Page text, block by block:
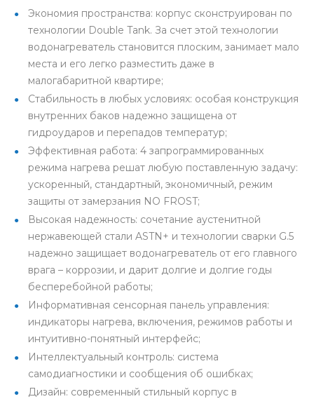
Экономия пространства: корпус сконструирован по
технологии Double Tank. За счет этой технологии
водонагреватель становится плоским, занимает мало
места и его легко разместить даже в
малогабаритной квартире;
Стабильность в любых условиях: особая конструкция
внутренних баков надежно защищена от
гидроударов и перепадов температур;
Эффективная работа: 4 запрограммированных
режима нагрева решат любую поставленную задачу:
ускоренный, стандартный, экономичный, режим
защиты от замерзания NO FROST;
Высокая надежность: сочетание аустенитной
нержавеющей стали ASTN+ и технологии сварки G.5
надежно защищает водонагреватель от его главного
врага – коррозии, и дарит долгие и долгие годы
бесперебойной работы;
Информативная сенсорная панель управления:
индикаторы нагрева, включения, режимов работы и
интуитивно-понятный интерфейс;
Интеллектуальный контроль: система
самодиагностики и сообщения об ошибках;
Дизайн: современный стильный корпус в